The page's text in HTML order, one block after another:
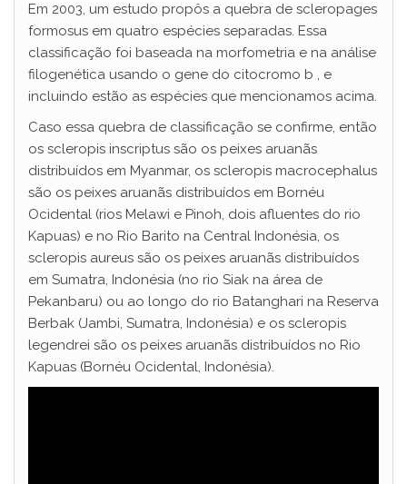
Em 2003, um estudo propôs a quebra de scleropages
formosus em quatro espécies separadas. Essa
classificação foi baseada na morfometria e na análise
filogenética usando o gene do citocromo b , e
incluindo estão as espécies que mencionamos acima.
Caso essa quebra de classificação se confirme, então
os scleropis inscriptus são os peixes aruanãs
distribuídos em Myanmar, os scleropis macrocephalus
são os peixes aruanãs distribuídos em Bornéu
Ocidental (rios Melawi e Pinoh, dois afluentes do rio
Kapuas) e no Rio Barito na Central Indonésia, os
scleropis aureus são os peixes aruanãs distribuídos
em Sumatra, Indonésia (no rio Siak na área de
Pekanbaru) ou ao longo do rio Batanghari na Reserva
Berbak (Jambi, Sumatra, Indonésia) e os scleropis
legendrei são os peixes aruanãs distribuídos no Rio
Kapuas (Bornéu Ocidental, Indonésia).